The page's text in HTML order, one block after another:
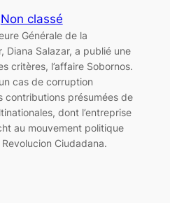
Non classé
Générale de la
Diana Salazar, a publié une
critères, l’affaire Sobornos.
cas de corruption
contributions présumées de
dont l’entreprise
au mouvement politique
Revolucion Ciudadana.